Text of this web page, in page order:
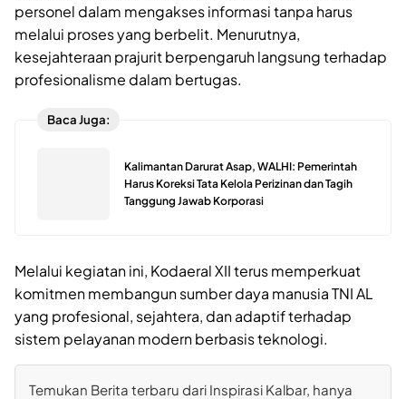
personel dalam mengakses informasi tanpa harus
melalui proses yang berbelit. Menurutnya,
kesejahteraan prajurit berpengaruh langsung terhadap
profesionalisme dalam bertugas.
Baca Juga:
Kalimantan Darurat Asap, WALHI: Pemerintah
Harus Koreksi Tata Kelola Perizinan dan Tagih
Tanggung Jawab Korporasi
Melalui kegiatan ini, Kodaeral XII terus memperkuat
komitmen membangun sumber daya manusia TNI AL
yang profesional, sejahtera, dan adaptif terhadap
sistem pelayanan modern berbasis teknologi.
Temukan Berita terbaru dari Inspirasi Kalbar, hanya